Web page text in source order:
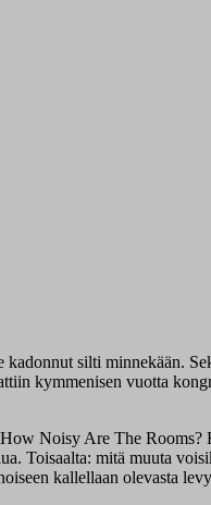
silti minnekään.
kymmenisen vuotta
Noisy Are The Rooms?
Toisaalta: mitä muuta
kallellaan olevasta